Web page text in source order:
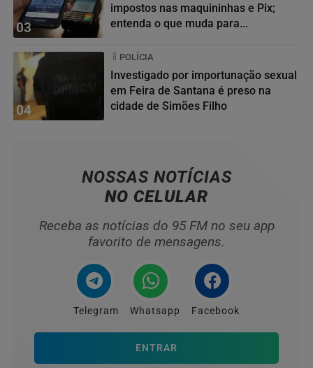
03
impostos nas maquininhas e Pix;
entenda o que muda para...
04
POLÍCIA
Investigado por importunação sexual
em Feira de Santana é preso na
cidade de Simões Filho
NOSSAS NOTÍCIAS
NO CELULAR
Receba as notícias do 95 FM no seu app
favorito de mensagens.
Telegram Whatsapp Facebook
ENTRAR